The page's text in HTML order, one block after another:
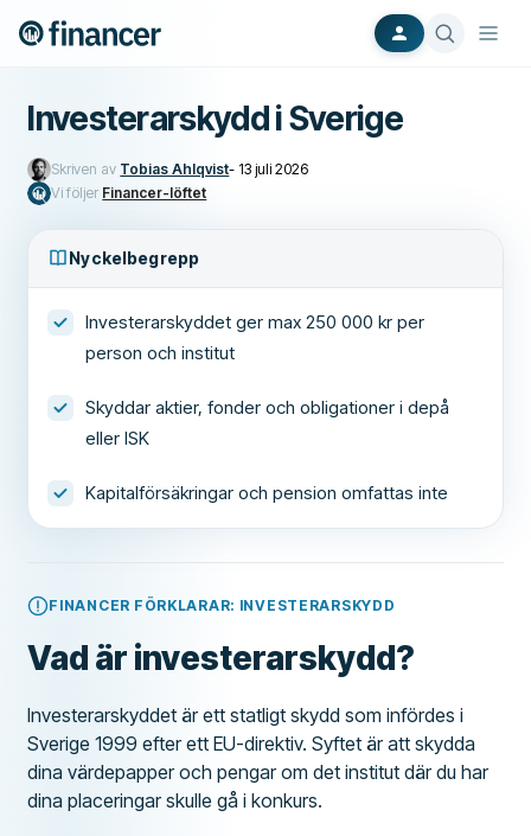
Investerarskydd i Sverige
Skriven av Tobias Ahlqvist- 13 juli 2026
Vi följer Financer-löftet
Nyckelbegrepp
Investerarskyddet ger max 250 000 kr per
person och institut
Skyddar aktier, fonder och obligationer i depå
eller ISK
Kapitalförsäkringar och pension omfattas inte
FINANCER FÖRKLARAR: INVESTERARSKYDD
Vad är investerarskydd?
Investerarskyddet är ett statligt skydd som infördes i
Sverige 1999 efter ett EU-direktiv. Syftet är att skydda
dina värdepapper och pengar om det institut där du har
dina placeringar skulle gå i konkurs.